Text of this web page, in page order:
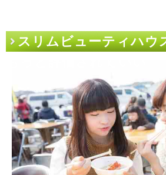
スリムビューティハウ